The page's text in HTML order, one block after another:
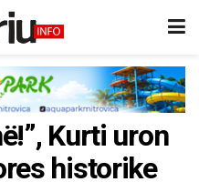
Kurti uron
historike